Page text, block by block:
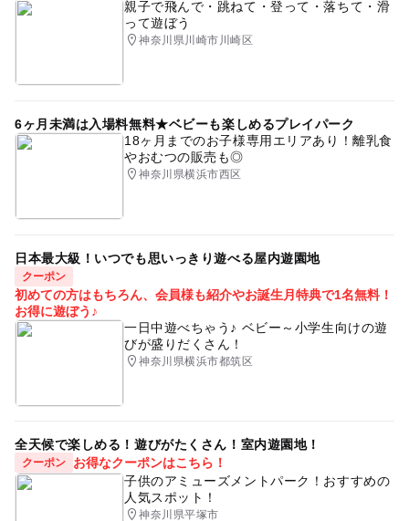
親子で飛んで・跳ねて・登って・落ちて・滑
って遊ぼう
神奈川県川崎市川崎区
6ヶ月未満は入場料無料★ベビーも楽しめるプレイパーク
18ヶ月までのお子様専用エリアあり！離乳食
やおむつの販売も◎
神奈川県横浜市西区
日本最大級！いつでも思いっきり遊べる屋内遊園地
クーポン
初めての方はもちろん、会員様も紹介やお誕生月特典で1名無料！
お得に遊ぼう♪
一日中遊べちゃう♪ ベビー～小学生向けの遊
びが盛りだくさん！
神奈川県横浜市都筑区
全天候で楽しめる！遊びがたくさん！室内遊園地！
クーポン
お得なクーポンはこちら！
子供のアミューズメントパーク！おすすめの
人気スポット！
神奈川県平塚市